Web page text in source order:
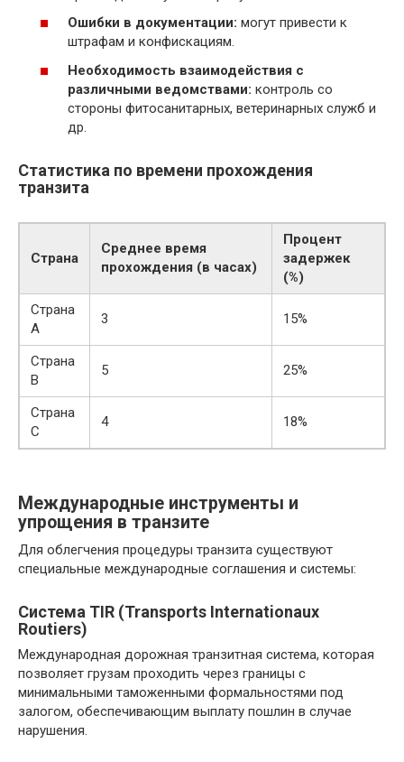
Ошибки в документации: могут привести к
штрафам и конфискациям.
Необходимость взаимодействия с
различными ведомствами: контроль со
стороны фитосанитарных, ветеринарных служб и
др.
Статистика по времени прохождения
транзита
Страна
Среднее время
прохождения (в часах)
Процент
задержек
(%)
Страна
А
3 15%
Страна
B
5 25%
Страна
C
4 18%
Международные инструменты и
упрощения в транзите
Для облегчения процедуры транзита существуют
специальные международные соглашения и системы:
Система TIR (Transports Internationaux
Routiers)
Международная дорожная транзитная система, которая
позволяет грузам проходить через границы с
минимальными таможенными формальностями под
залогом, обеспечивающим выплату пошлин в случае
нарушения.